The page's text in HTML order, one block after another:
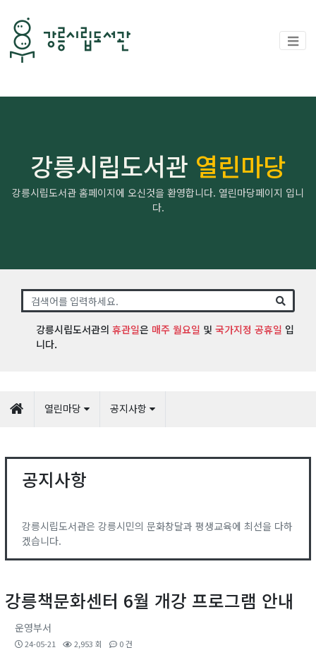
강릉시립도서관 열린마당
강릉시립도서관 홈페이지에 오신것을 환영합니다. 열린마당페이지 입니
다.
강릉시립도서관의 휴관일은 매주 월요일 및 국가지정 공휴일 입
니다.
열린마당 공지사항
공지사항
강릉시립도서관은 강릉시민의 문화창달과 평생교육에 최선을 다하
겠습니다.
강릉책문화센터 6월 개강 프로그램 안내
운영부서
24-05-21 2,953 회 0 건